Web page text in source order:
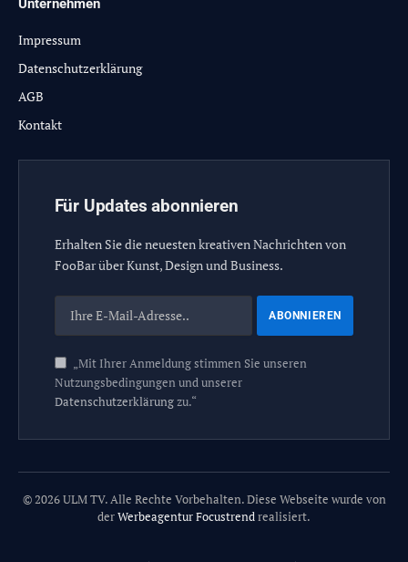
Unternehmen
Impressum
Datenschutzerklärung
AGB
Kontakt
Für Updates abonnieren
Erhalten Sie die neuesten kreativen Nachrichten von
FooBar über Kunst, Design und Business.
„Mit Ihrer Anmeldung stimmen Sie unseren
Nutzungsbedingungen und unserer
Datenschutzerklärungzu.“
© 2026 ULM TV. Alle Rechte Vorbehalten. Diese Webseite wurde von
derWerbeagentur Focustrendrealisiert.